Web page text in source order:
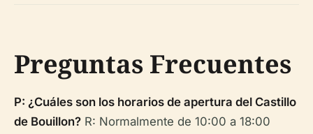
Preguntas Frecuentes
P: ¿Cuáles son los horarios de apertura del Castillo
de Bouillon? R: Normalmente de 10:00 a 18:00